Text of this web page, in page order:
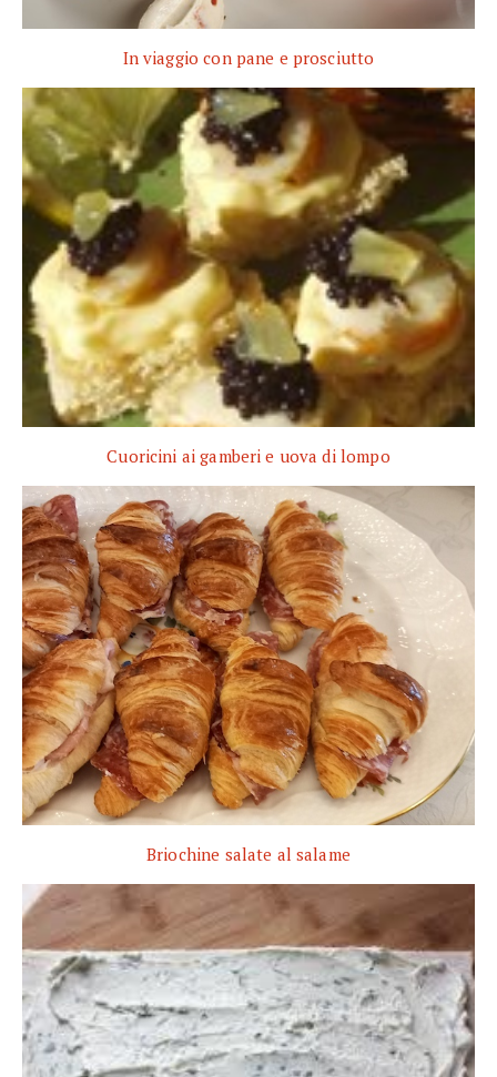
In viaggio con pane e prosciutto
Cuoricini ai gamberi e uova di lompo
Briochine salate al salame